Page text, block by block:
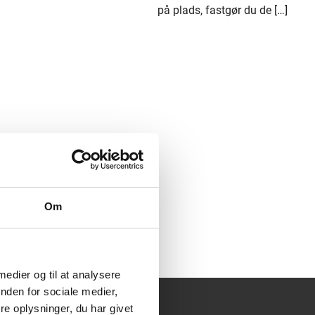
Om
og til at analysere
for sociale medier,
oplysninger, du har givet
præcis som et flag. Når den er på plads, fastgør du de […]